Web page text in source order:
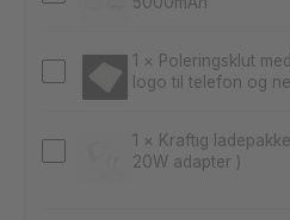
S928B
(Brukt)
(1M)
Utilo
Powerbank
5000mAh
Poleringsklut
Mobilmarked-
1 × Poleringsklut
logo til telefon og
Kraftig
1 × Kraftig
20W adapter )